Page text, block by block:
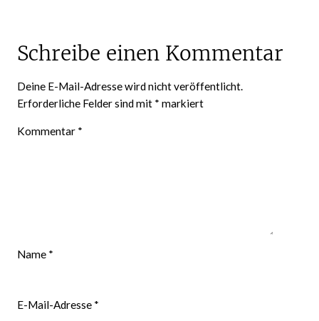
Schreibe einen Kommentar
Deine E-Mail-Adresse wird nicht veröffentlicht.
Erforderliche Felder sind mit * markiert
Kommentar *
Name *
E-Mail-Adresse *